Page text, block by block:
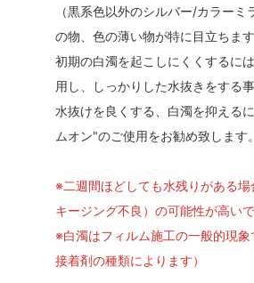
（黒系色以外のシルバー/カラーミ
の物、色の薄い物が特に目立ちます
初期の白濁を起こしにくくするに
用し、しっかりした水抜きをする
水抜けを良くする、白濁を抑える
ムオン"のご使用をお勧め致します。
※二週間ほどしても水残りがある場
キージング不良）の可能性が高い
※白濁はフィルム施工の一般的現象
接着剤の種類によります）